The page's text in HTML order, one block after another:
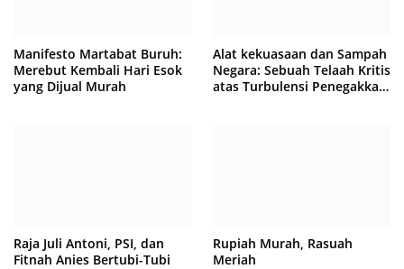
Manifesto Martabat Buruh:
Merebut Kembali Hari Esok
yang Dijual Murah
Alat kekuasaan dan Sampah
Negara: Sebuah Telaah Kritis
atas Turbulensi Penegakkan
Raja Juli Antoni, PSI, dan
Fitnah Anies Bertubi-Tubi
Rupiah Murah, Rasuah
Meriah